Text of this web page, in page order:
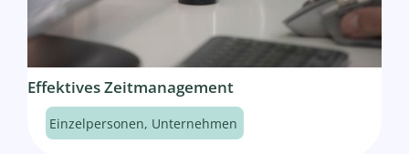
Effektives Zeitmanagement
Einzelpersonen, Unternehmen